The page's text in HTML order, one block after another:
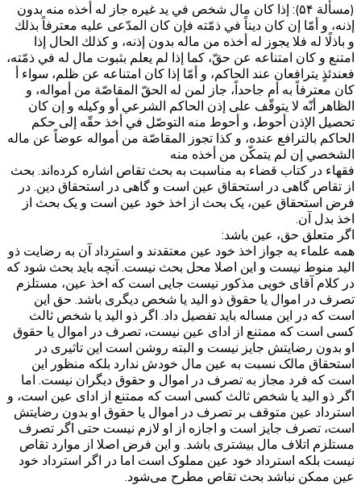
(مسألة ۵۴): إذا كان مال شخص في يد غيره جاز له أخذه منه بدون
إذنه، و أمّا إن كان ديناً في ذمّته فإن كان المدّعى عليه معترفاً بذلك
و باذلًا له فلا يجوز له أخذه من ماله بدون إذنه، و كذلك الحال إذا
امتنع و كان امتناعه عن حقّ، كما إذا لم يعلم بثبوت مال له في ذمّته،
فعندئذٍ يترافعان عند الحاكم، و أمّا إذا كان امتناعه عن ظلم، سواء أ
كان معترفاً به أم جاحداً، جاز لمن له الحقّ المقاصّة من أمواله، و
الظاهر أنّه لا يتوقّف على إذن الحاكم الشرعي أو وكيله و إن كان
تحصيل الإذن أحوط، و أحوط منه التوصّل في أخذ حقّه إلى حكم
الحاكم بالترافع‌ عنده، و كذا تجوز المقاصّة من أمواله عوضاً عن ماله
الشخصي إن لم يتمكّن من أخذه منه
فقهاء در کتاب قضاء به مناسبت به بحث تقاص اشاره کرده‌اند. بحث
از تقاص گاهی در استحقاق عین است و گاهی در استحقاق دین. در
فرض استحقاق عین، یک بحث از اخذ خود عین است و یک بحث از
اخذ بدل آن.
اگر متعلق حق، عین باشد:
همه علماء به جواز اخذ خود عین معتقدند و استرداد آن به رضایت ذو
الید منوط نیست و این اصلا محل بحث نیست. آنچه باید بحث شود که
در کلام آقای خویی مذکور نیست جایی است که اخذ عین، مستلزم
تصرف در اموال یا حقوق ذو الید یا شخص دیگری باشد. حق این
است که در این مساله باید تفصیل داد. اگر ذو الید یا شخص ثالث
کسی است که ممتنع از ادای عین نیست، تصرف در اموال یا حقوق
او بدون رضایتش جایز نیست و البته روشن است این تاثیری در
استحقاق مالک نسبت به عین مال خودش ندارد بلکه منظور این
است که فرد مجاز به تصرف در اموال و حقوق دیگران نیست. اما
اگر ذو الید یا شخص ثالث کسی است که ممتنع از ادای عین است، و
استرداد عین متوقف بر تصرف در اموال یا حقوق او بدون رضایتش
است، تصرف جایز است و اجازه از او لازم نیست حتی اگر تصرف
مستلزم اتلاف مال بیشتری باشد. و این فرض اصلا از موارد تقاص
نیست بلکه استرداد خود عین مملوک است اما در اگر استرداد خود
عین ممکن نباشد بحث تقاص مطرح می‌شود.